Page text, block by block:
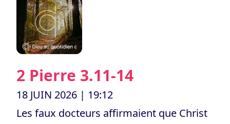
2 Pierre 3.11-14
18 JUIN 2026 | 19:12
Les faux docteurs affirmaient que Christ